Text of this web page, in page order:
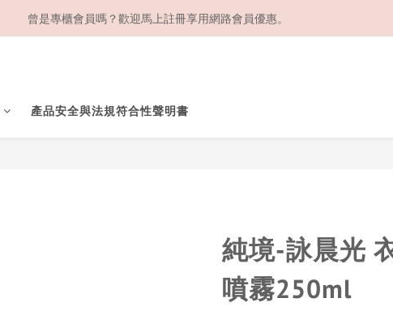
曾是專櫃會員嗎？歡迎馬上註冊享用網路會員優惠。
產品安全與法規符合性聲明書
純境-詠晨光
噴霧250ml